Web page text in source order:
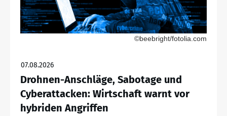
©beebright/fotolia.com
07.08.2026
Drohnen-Anschläge, Sabotage und
Cyberattacken: Wirtschaft warnt vor
hybriden Angriffen